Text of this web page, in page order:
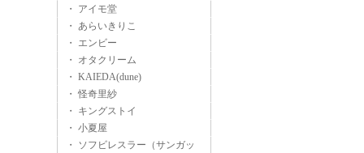
・ アイモ堂
・ あらいきりこ
・ エンビー
・ オタクリーム
・ KAIEDA(dune)
・ 怪奇里紗
・ キングストイ
・ 小夏屋
・ ソフビレスラー（サンガッ